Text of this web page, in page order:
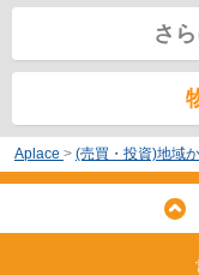
さ
Aplace > (売買・投資)地域